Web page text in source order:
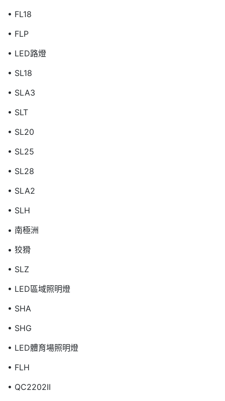
• FL18
• FLP
• LED路燈
• SL18
• SLA3
• SLT
• SL20
• SL25
• SL28
• SLA2
• SLH
• 南極洲
• 狡猾
• SLZ
• LED區域照明燈
• SHA
• SHG
• LED體育場照明燈
• FLH
• QC2202II